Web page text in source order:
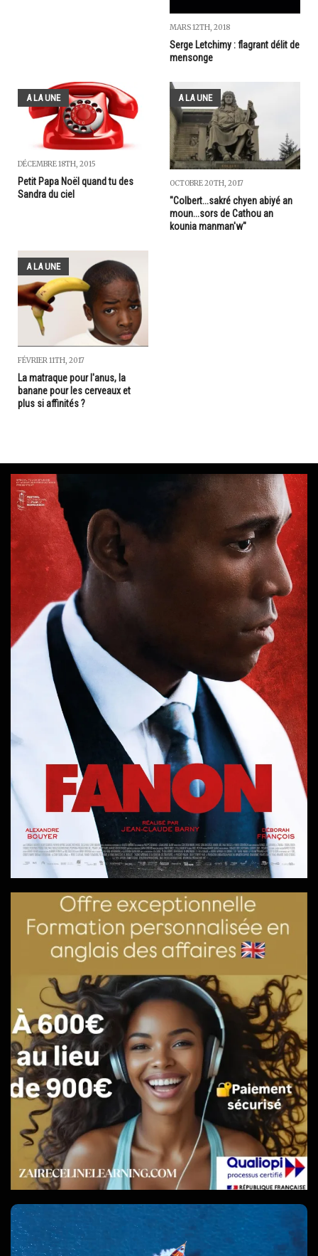
MARS 12TH, 2018
Serge Letchimy : flagrant délit de
mensonge
A LA UNE
DÉCEMBRE 18TH, 2015
Petit Papa Noël quand tu des
Sandra du ciel
A LA UNE
OCTOBRE 20TH, 2017
"Colbert...sakré chyen abiyé an
moun...sors de Cathou an
kounia manman'w"
A LA UNE
FÉVRIER 11TH, 2017
La matraque pour l'anus, la
banane pour les cerveaux et
plus si affinités ?